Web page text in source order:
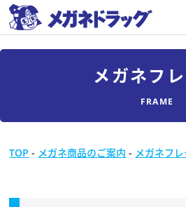
メガネフ
FRAME
TOP - メガネ商品のご案内 - メガネフ